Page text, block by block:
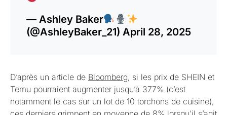
— Ashley Baker
(@AshleyBaker_21) April 28, 2025
D’après un article de Bloomberg, si les prix de SHEIN et
Temu pourraient augmenter jusqu’à 377% (c’est
notamment le cas sur un lot de 10 torchons de cuisine),